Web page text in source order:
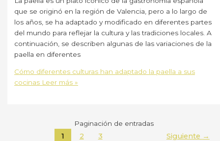
que se originó en la región de Valencia, pero a lo largo de
los años, se ha adaptado y modificado en diferentes partes
del mundo para reflejar la cultura y las tradiciones locales. A
continuación, se describen algunas de las variaciones de la
paella en diferentes
Cómo diferentes culturas han adaptado la paella a sus
cocinas Leer más »
Paginación de entradas
1 2 3 Siguiente →